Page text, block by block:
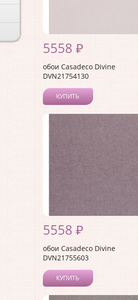
5558 ₽
обои Casadeco Divine
DVN21754130
КУПИТЬ
5558 ₽
обои Casadeco Divine
DVN21755603
КУПИТЬ